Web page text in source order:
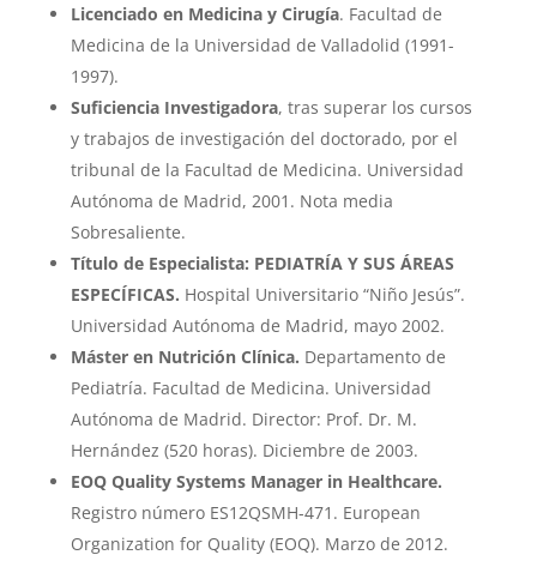
Licenciado en Medicina y Cirugía. Facultad de
Medicina de la Universidad de Valladolid (1991-
1997).
Suficiencia Investigadora, tras superar los cursos
y trabajos de investigación del doctorado, por el
tribunal de la Facultad de Medicina. Universidad
Autónoma de Madrid, 2001. Nota media
Sobresaliente.
Título de Especialista: PEDIATRÍA Y SUS ÁREAS
ESPECÍFICAS. Hospital Universitario “Niño Jesús”.
Universidad Autónoma de Madrid, mayo 2002.
Máster en Nutrición Clínica. Departamento de
Pediatría. Facultad de Medicina. Universidad
Autónoma de Madrid. Director: Prof. Dr. M.
Hernández (520 horas). Diciembre de 2003.
EOQ Quality Systems Manager in Healthcare.
Registro número ES12QSMH-471. European
Organization for Quality (EOQ). Marzo de 2012.